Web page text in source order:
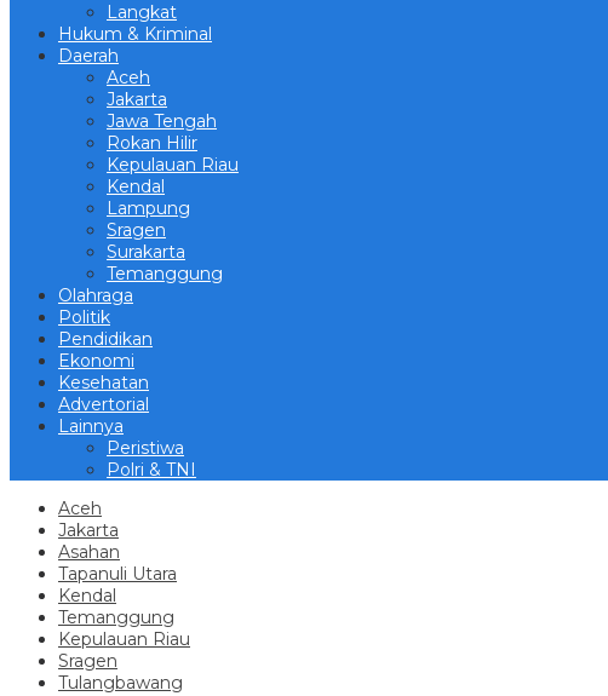
Langkat
Hukum & Kriminal
Daerah
Aceh
Jakarta
Jawa Tengah
Rokan Hilir
Kepulauan Riau
Kendal
Lampung
Sragen
Surakarta
Temanggung
Olahraga
Politik
Pendidikan
Ekonomi
Kesehatan
Advertorial
Lainnya
Peristiwa
Polri & TNI
Aceh
Jakarta
Asahan
Tapanuli Utara
Kendal
Temanggung
Kepulauan Riau
Sragen
Tulangbawang